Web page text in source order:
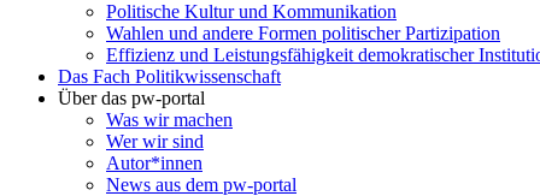
Politische Kultur und Kommunikation
Wahlen und andere Formen politischer Partizipation
Effizienz und Leistungsfähigkeit demokratischer
Das Fach Politikwissenschaft
Über das pw-portal
Was wir machen
Wer wir sind
Autor*innen
News aus dem pw-portal